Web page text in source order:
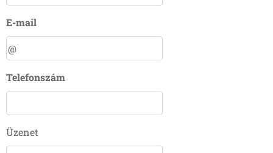
E-mail
Telefonszám
Üzenet